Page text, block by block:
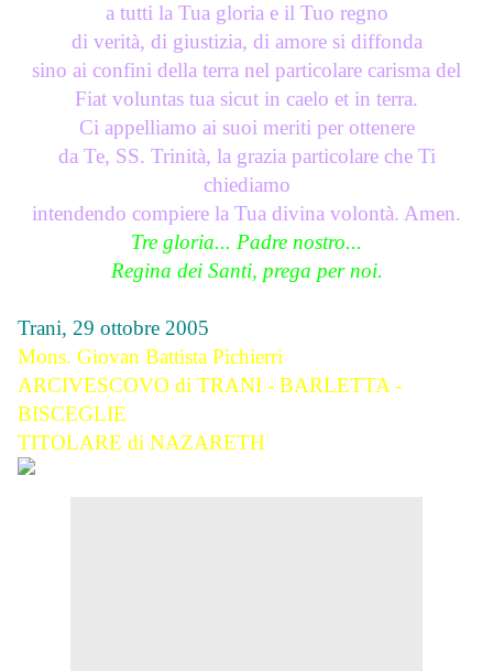
a tutti la Tua gloria e il Tuo regno
di verità, di giustizia, di amore si diffonda
sino ai confini della terra nel particolare carisma del
Fiat voluntas tua sicut in caelo et in terra.
Ci appelliamo ai suoi meriti per ottenere
da Te, SS. Trinità, la grazia particolare che Ti
chiediamo
intendendo compiere la Tua divina volontà. Amen.
Tre gloria... Padre nostro...
Regina dei Santi, prega per noi.
Trani, 29 ottobre 2005
Mons. Giovan Battista Pichierri
ARCIVESCOVO di TRANI - BARLETTA -
BISCEGLIE
TITOLARE di NAZARETH